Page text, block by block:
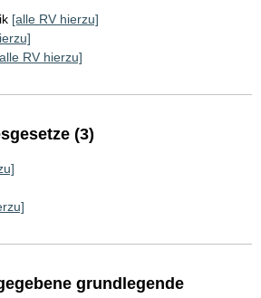
[alle RV hierzu]
RV hierzu]
(3)
grundlegende